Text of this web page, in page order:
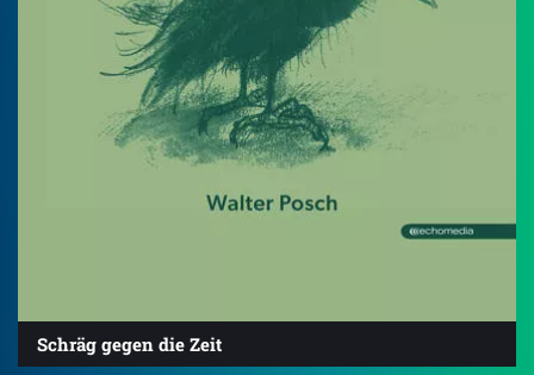
Schräg gegen die Zeit